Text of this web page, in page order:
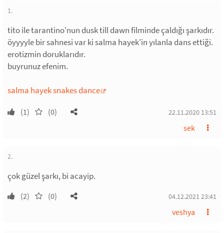
1.
tito ile tarantino'nun dusk till dawn filminde çaldığı şarkıdır.
öyyyyle bir sahnesi var ki salma hayek'in yılanla dans ettiği.
erotizmin doruklarıdır.
buyrunuz efenim.
salma hayek snakes dance
(1) (0) 22.11.2020 13:51
sek
2.
çok güzel şarkı, bi acayip.
(2) (0) 04.12.2021 23:41
veshya